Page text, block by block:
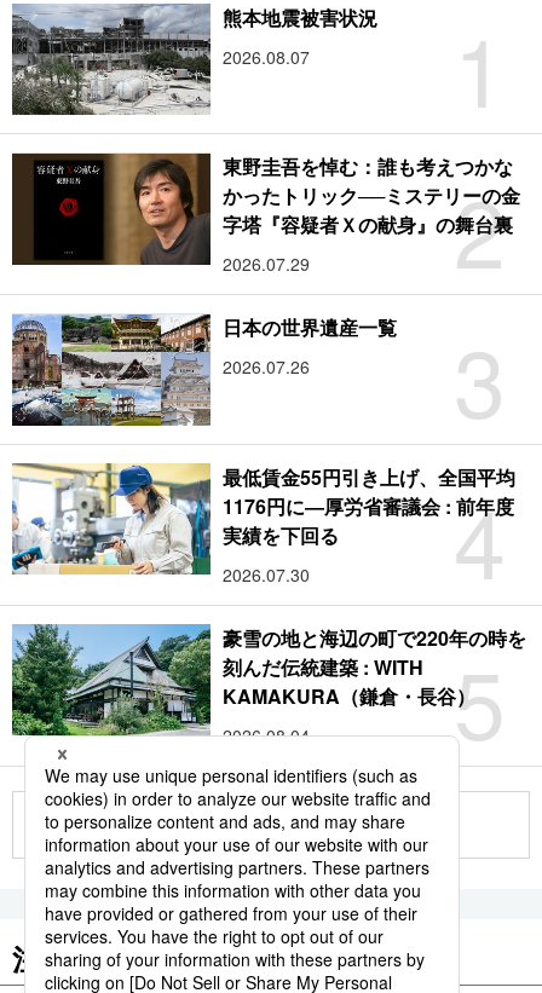
1
熊本地震被害状況
2026.08.07
2
東野圭吾を悼む：誰も考えつかな
かったトリック──ミステリーの金
字塔『容疑者Ｘの献身』の舞台裏
2026.07.29
3
日本の世界遺産一覧
2026.07.26
4
最低賃金55円引き上げ、全国平均
1176円に―厚労省審議会 : 前年度
実績を下回る
2026.07.30
5
豪雪の地と海辺の町で220年の時を
刻んだ伝統建築 : WITH
KAMAKURA（鎌倉・長谷）
2026.08.04
もっと見る
注目のキーワード